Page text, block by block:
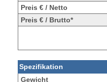
Preis € / Netto
Preis € / Brutto*
Spezifikation
Gewicht